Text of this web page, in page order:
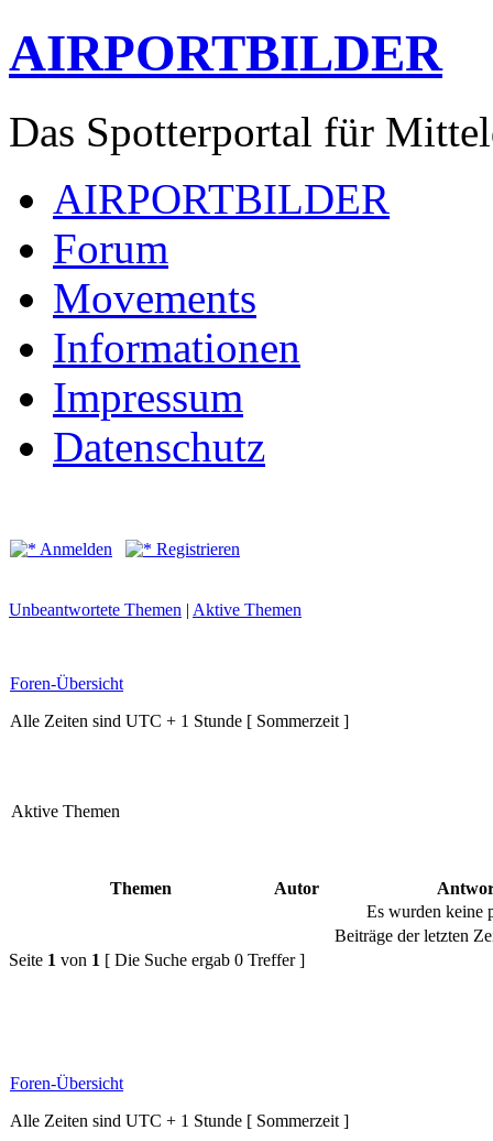
AIRPORTBILDER
Das Spotterportal für
AIRPORTBILDER
Forum
Movements
Informationen
Impressum
Datenschutz
Anmelden Registrieren
Unbeantwortete Themen | Aktive Themen
Foren-Übersicht
Alle Zeiten sind UTC + 1 Stunde [ Sommerzeit ]
Aktive Themen
Themen Autor
Es wurden keine
Beiträge der letzten
Seite 1 von 1 [ Die Suche ergab 0 Treffer ]
Foren-Übersicht
Alle Zeiten sind UTC + 1 Stunde [ Sommerzeit ]